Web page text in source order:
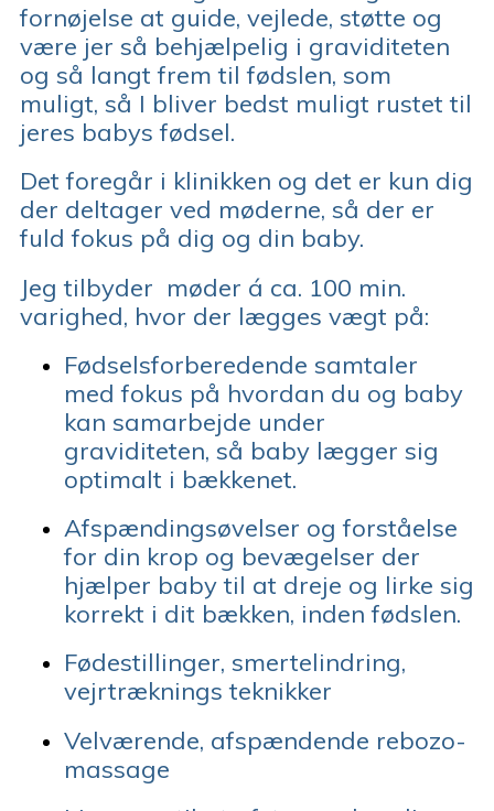
fornøjelse at guide, vejlede, støtte og
være jer så behjælpelig i graviditeten
og så langt frem tilfødslen, som
muligt, så I bliver bedst muligt rustet til
jeres babys fødsel.
Det foregår i klinikken og det er kun dig
der deltager ved møderne, så der er
fuld fokus på dig og din baby.
Jeg tilbyder møder á ca. 100 min.
varighed, hvor der lægges vægt på:
Fødselsforberedende samtaler
med fokus på hvordan du og baby
kan samarbejde under
graviditeten, så baby lægger sig
optimalt i bækkenet.
Afspændingsøvelser og forståelse
for din krop og bevægelser der
hjælper baby til at dreje og lirke sig
korrekt i dit bækken, inden fødslen.
Fødestillinger, smertelindring,
vejrtræknings teknikker
Velværende, afspændende rebozo-
massage